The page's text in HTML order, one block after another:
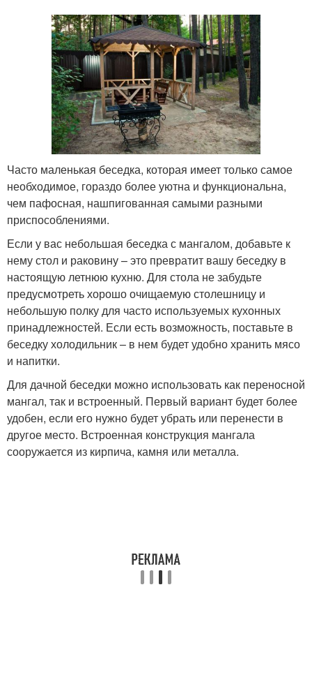
Часто маленькая беседка, которая имеет только самое
необходимое, гораздо более уютна и функциональна,
чем пафосная, нашпигованная самыми разными
приспособлениями.
Если у вас небольшая беседка с мангалом, добавьте к
нему стол и раковину – это превратит вашу беседку в
настоящую летнюю кухню. Для стола не забудьте
предусмотреть хорошо очищаемую столешницу и
небольшую полку для часто используемых кухонных
принадлежностей. Если есть возможность, поставьте в
беседку холодильник – в нем будет удобно хранить мясо
и напитки.
Для дачной беседки можно использовать как переносной
мангал, так и встроенный. Первый вариант будет более
удобен, если его нужно будет убрать или перенести в
другое место. Встроенная конструкция мангала
сооружается из кирпича, камня или металла.